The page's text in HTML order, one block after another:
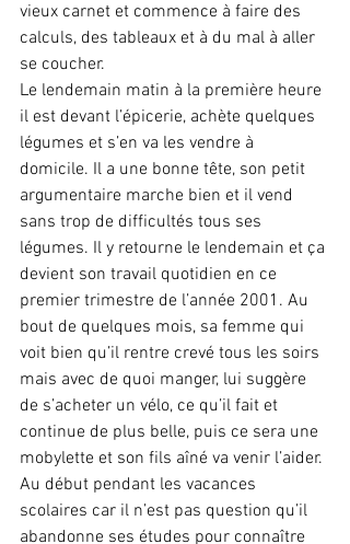
vieux carnet et commence à faire des
calculs, des tableaux et à du mal à aller
se coucher.
Le lendemain matin à la première heure
il est devant l’épicerie, achète quelques
légumes et s’en va les vendre à
domicile. Il a une bonne tête, son petit
argumentaire marche bien et il vend
sans trop de difficultés tous ses
légumes. Il y retourne le lendemain et ça
devient son travail quotidien en ce
premier trimestre de l’année 2001. Au
bout de quelques mois, sa femme qui
voit bien qu’il rentre crevé tous les soirs
mais avec de quoi manger, lui suggère
de s’acheter un vélo, ce qu’il fait et
continue de plus belle, puis ce sera une
mobylette et son fils aîné va venir l’aider.
Au début pendant les vacances
scolaires car il n’est pas question qu’il
abandonne ses études pour connaître